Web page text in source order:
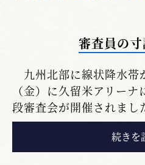
審査員の寸
九州北部に線状降水帯
（金）に久留米アリー
段審査会が開催されまし
審査員研修会では草間
の心構えと遵守事項に